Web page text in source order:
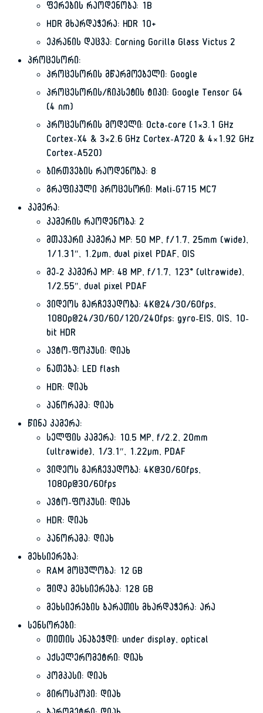
ფერების რაოდენობა: 1B
HDR მხარდაჭერა: HDR 10+
ეკრანის დაცვა: Corning Gorilla Glass Victus 2
პროცესორი:
პროცესორის მწარმოებელი: Google
პროცესორის/ჩიპსეტის ტიპი: Google Tensor G4
(4 nm)
პროცესორის მოდელი: Octa-core (1×3.1 GHz
Cortex-X4 & 3×2.6 GHz Cortex-A720 & 4×1.92 GHz
Cortex-A520)
ბირთვების რაოდენობა: 8
გრაფიკული პროცესორი: Mali-G715 MC7
კამერა:
კამერის რაოდენობა: 2
მთავარი კამერა MP: 50 MP, f/1.7, 25mm (wide),
1/1.31″, 1.2µm, dual pixel PDAF, OIS
მე-2 კამერა MP: 48 MP, f/1.7, 123˚ (ultrawide),
1/2.55″, dual pixel PDAF
ვიდეოს გარჩევადობა: 4K@24/30/60fps,
1080p@24/30/60/120/240fps; gyro-EIS, OIS, 10-
bit HDR
ავტო-ფოკუსი: დიახ
ნათება: LED flash
HDR: დიახ
პანორამა: დიახ
წინა კამერა:
სელფის კამერა: 10.5 MP, f/2.2, 20mm
(ultrawide), 1/3.1″, 1.22µm, PDAF
ვიდეოს გარჩევადობა: 4K@30/60fps,
1080p@30/60fps
ავტო-ფოკუსი: დიახ
HDR: დიახ
პანორამა: დიახ
მეხსიერება:
RAM მოცულობა: 12 GB
შიდა მეხსიერება: 128 GB
მეხსიერების ბარათის მხარდაჭერა: არა
სენსორები:
თითის ანაბეჭდი: under display, optical
აქსელერომეტრი: დიახ
კომპასი: დიახ
გიროსკოპი: დიახ